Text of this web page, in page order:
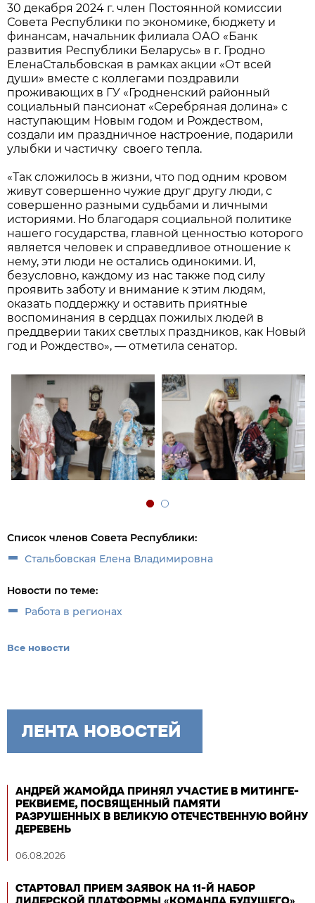
30 декабря 2024 г. член Постоянной комиссии
Совета Республики по экономике, бюджету и
финансам, начальник филиала ОАО «Банк
развития Республики Беларусь» в г. Гродно
ЕленаСтальбовская в рамках акции «От всей
души» вместе с коллегами поздравили
проживающих в ГУ «Гродненский районный
социальный пансионат «Серебряная долина» с
наступающим Новым годом и Рождеством,
создали им праздничное настроение, подарили
улыбки и частичку своего тепла.
«Так сложилось в жизни, что под одним кровом
живут совершенно чужие друг другу люди, с
совершенно разными судьбами и личными
историями. Но благодаря социальной политике
нашего государства, главной ценностью которого
является человек и справедливое отношение к
нему, эти люди не остались одинокими. И,
безусловно, каждому из нас также под силу
проявить заботу и внимание к этим людям,
оказать поддержку и оставить приятные
воспоминания в сердцах пожилых людей в
преддверии таких светлых праздников, как Новый
год и Рождество», — отметила сенатор.
Список членов Совета Республики:
Стальбовская Елена Владимировна
Новости по теме:
Работа в регионах
Все новости
ЛЕНТА НОВОСТЕЙ
АНДРЕЙ ЖАМОЙДА ПРИНЯЛ УЧАСТИЕ В МИТИНГЕ-
РЕКВИЕМЕ, ПОСВЯЩЕННЫЙ ПАМЯТИ
РАЗРУШЕННЫХ В ВЕЛИКУЮ ОТЕЧЕСТВЕННУЮ ВОЙНУ
ДЕРЕВЕНЬ
06.08.2026
СТАРТОВАЛ ПРИЕМ ЗАЯВОК НА 11-Й НАБОР